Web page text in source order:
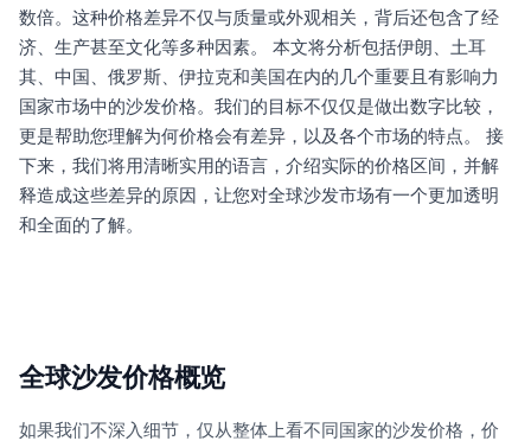
数倍。这种价格差异不仅与质量或外观相关，背后还包含了经
济、生产甚至文化等多种因素。 本文将分析包括伊朗、土耳
其、中国、俄罗斯、伊拉克和美国在内的几个重要且有影响力
国家市场中的沙发价格。我们的目标不仅仅是做出数字比较，
更是帮助您理解为何价格会有差异，以及各个市场的特点。 接
下来，我们将用清晰实用的语言，介绍实际的价格区间，并解
释造成这些差异的原因，让您对全球沙发市场有一个更加透明
和全面的了解。
全球沙发价格概览
如果我们不深入细节，仅从整体上看不同国家的沙发价格，价